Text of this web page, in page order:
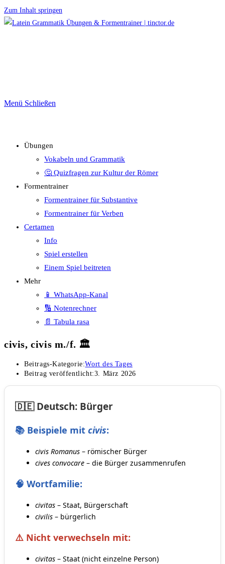
Zum Inhalt springen
Menü Schließen
Übungen
Vokabeln und Grammatik
🤔 Quizfragen zur Kultur der Römer
Formentrainer
Formentrainer für Substantive
Formentrainer für Verben
Certamen
Info
Spiel erstellen
Einem Spiel beitreten
Mehr
📱 WhatsApp-Kanal
🔢 Notenrechner
📄 Tabula rasa
civis, civis m./f. 🏛️
Beitrags-Kategorie:Wort des Tages
Beitrag veröffentlicht:3. März 2026
🇩🇪 Deutsch: Bürger
📚 Beispiele mit civis:
civis Romanus – römischer Bürger
cives convocare – die Bürger zusammenrufen
🧠 Wortfamilie:
civitas – Staat, Bürgerschaft
civilis – bürgerlich
⚠️ Nicht verwechseln mit:
civitas – Staat (nicht einzelne Person)